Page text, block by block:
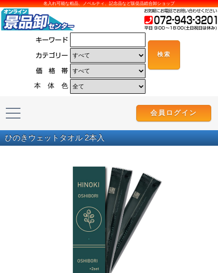
名入れ可能な粗品、ノベルティ、記念品など販促品総合卸ショップ
本 体 色
会員ログイン
ひのきウェットタオル 2本入